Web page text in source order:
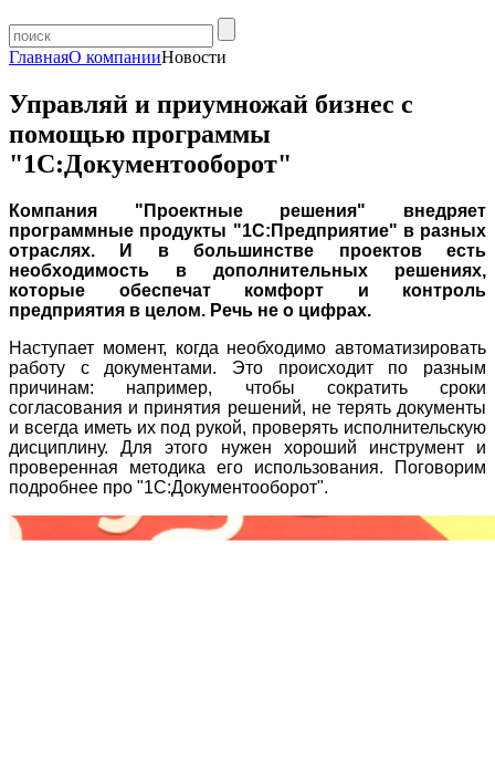
ГлавнаяО компанииНовости
Управляй и приумножай бизнес с
помощью программы
"1С:Документооборот"
Компания "Проектные решения" внедряет
программные продукты "1С:Предприятие" в разных
отраслях. И в большинстве проектов есть
необходимость в дополнительных решениях,
которые обеспечат комфорт и контроль
предприятия в целом. Речь не о цифрах.
Наступает момент, когда необходимо автоматизировать
работу с документами. Это происходит по разным
причинам: например, чтобы сократить сроки
согласования и принятия решений, не терять документы
и всегда иметь их под рукой, проверять исполнительскую
дисциплину. Для этого нужен хороший инструмент и
проверенная методика его использования. Поговорим
подробнее про "1С:Документооборот".